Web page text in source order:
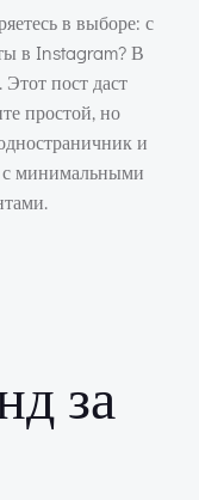
в выборе: с
в Instagram? В
Этот пост даст
простой, но
и
с минимальными
за